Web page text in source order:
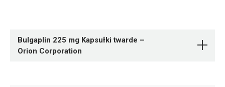
Bulgaplin 225 mg Kapsułki twarde –
Orion Corporation